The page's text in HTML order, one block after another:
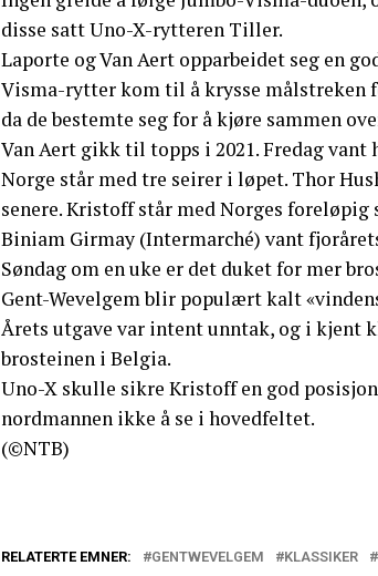
disse satt Uno-X-rytteren Tiller.
Laporte og Van Aert opparbeidet seg en
Visma-rytter kom til å krysse målstreken
da de bestemte seg for å kjøre sammen
Van Aert gikk til topps i 2021. Fredag vant
Norge står med tre seirer i løpet. Thor
senere. Kristoff står med Norges
Biniam Girmay (Intermarché) vant
Søndag om en uke er det duket for mer
Gent-Wevelgem blir populært kalt
Årets utgave var intent unntak, og i kjent
brosteinen i Belgia.
Uno-X skulle sikre Kristoff en god
nordmannen ikke å se i hovedfeltet.
(©NTB)
RELATERTE EMNER: GENTWEVELGEM KLASSIKER